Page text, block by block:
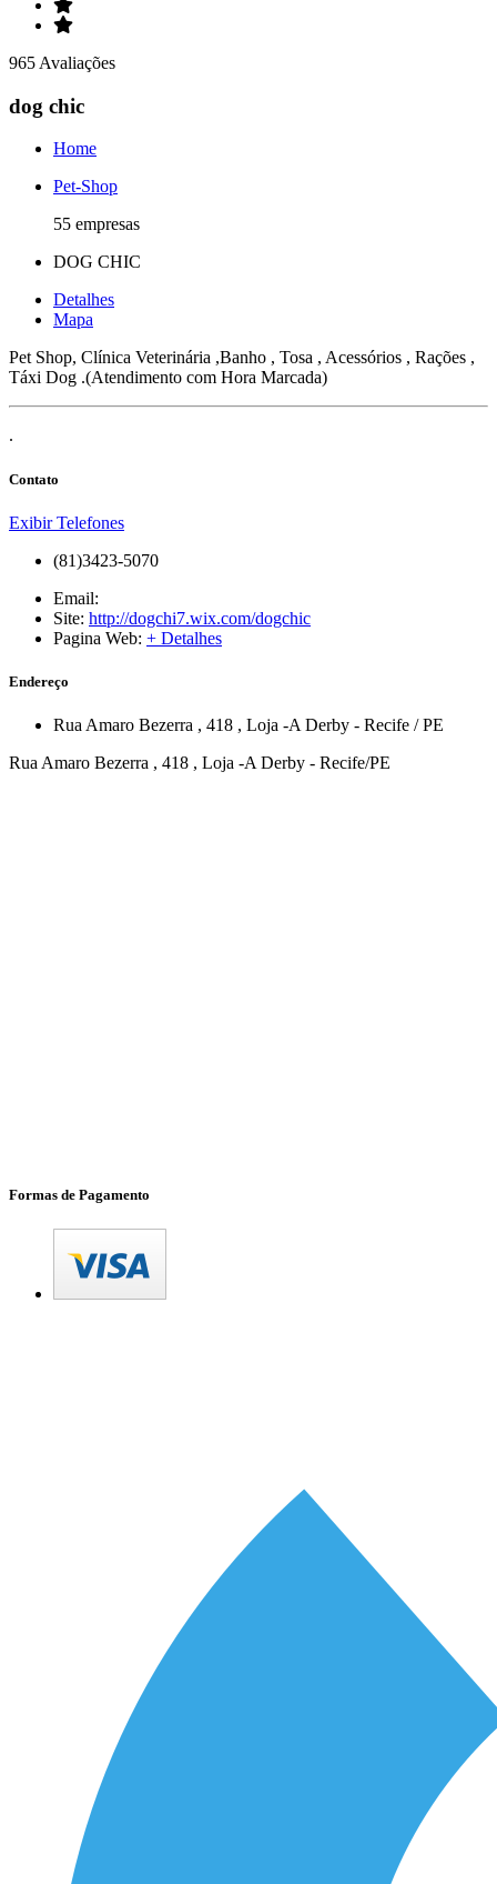
965 Avaliações
dog chic
Home
Pet-Shop
55 empresas
DOG CHIC
Detalhes
Mapa
Pet Shop, Clínica Veterinária ,Banho , Tosa , Acessórios , Rações ,
Táxi Dog .(Atendimento com Hora Marcada)
.
Contato
Exibir Telefones
(81)3423-5070
Email:
Site: http://dogchi7.wix.com/dogchic
Pagina Web: + Detalhes
Endereço
Rua Amaro Bezerra , 418 , Loja -A Derby - Recife /PE
Rua Amaro Bezerra , 418 , Loja -A Derby - Recife/PE
Formas de Pagamento